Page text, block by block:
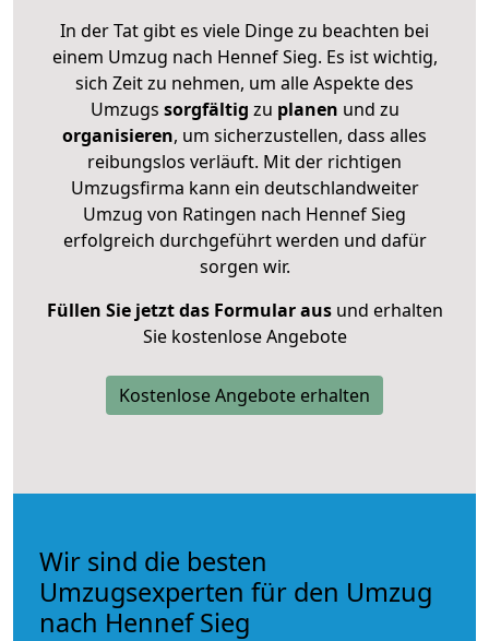
In der Tat gibt es viele Dinge zu beachten bei
einem Umzug nach Hennef Sieg. Es ist wichtig,
sich Zeit zu nehmen, um alle Aspekte des
Umzugs sorgfältig zu planen und zu
organisieren, um sicherzustellen, dass alles
reibungslos verläuft. Mit der richtigen
Umzugsfirma kann ein deutschlandweiter
Umzug von Ratingen nach Hennef Sieg
erfolgreich durchgeführt werden und dafür
sorgen wir.
Füllen Sie jetzt das Formular ausund erhalten
Sie kostenlose Angebote
Kostenlose Angebote erhalten
Wir sind die besten
Umzugsexperten für den Umzug
nach Hennef Sieg